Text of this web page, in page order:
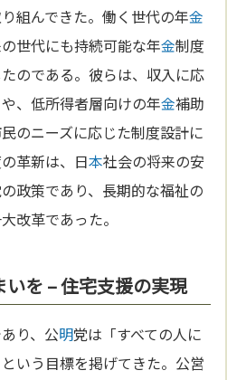
組んできた。働く世代の年金
世代にも持続可能な年金制度
のである。彼らは、収入に応
、低所得者層向けの年金補助
のニーズに応じた制度設計に
革新は、日本社会の将来の安
政策であり、長期的な福祉の
改革であった。
いを – 住宅支援の実現
り、公明党は「すべての人に
いう目標を掲げてきた。公営